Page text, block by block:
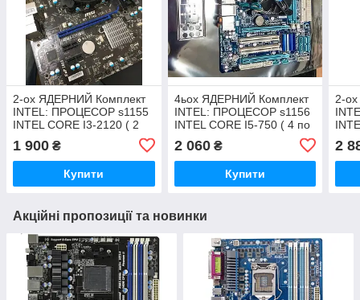
2-ох ЯДЕРНИЙ Комплект
INTEL: ПРОЦЕСОР s1155
INTEL CORE I3-2120 ( 2
LGA1155 MSI H61MA-E35
1 900 ₴
Купити
4ьох ЯДЕРНИЙ Комплект
INTEL: ПРОЦЕСОР s1156
INTEL CORE I5-750 ( 4 по
GIGABYTE LGA1156
2 060₴
Купити
2-
2
Акційні пропозиції та новинки